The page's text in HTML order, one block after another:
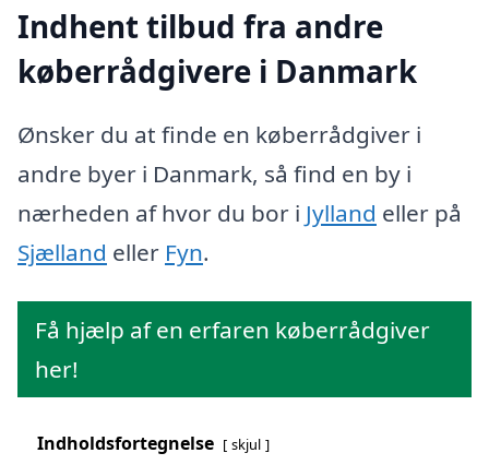
Indhent tilbud fra andre
køberrådgivere i Danmark
Ønsker du at finde en køberrådgiver i
andre byer i Danmark, så find en by i
nærheden af hvor du bor i Jylland eller på
Sjælland eller Fyn.
Få hjælp af en erfaren køberrådgiver
her!
Indholdsfortegnelse skjul